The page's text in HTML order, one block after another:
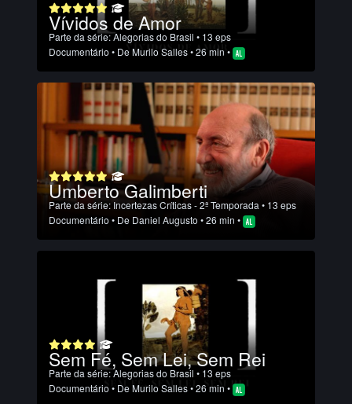
Vívidos de Amor
Parte da série:Alegorias do Brasil • 13 eps
Documentário • DeMurilo Salles• 26 min •
Umberto Galimberti
Parte da série: Incertezas Críticas - 2ª Temporada • 13 eps
Documentário • De Daniel Augusto • 26 min •
Sem Fé, Sem Lei, Sem Rei
Parte da série:Alegorias do Brasil • 13 eps
Documentário • DeMurilo Salles• 26 min •